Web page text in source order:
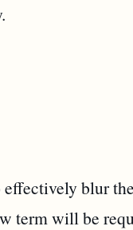
blur
term will be